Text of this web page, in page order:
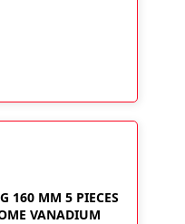
160 MM 5 PIECES
VANADIUM